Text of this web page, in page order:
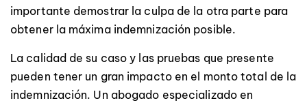
importante demostrar la culpa de la otra parte para
obtener la máxima indemnización posible.
La calidad de su caso y las pruebas que presente
pueden tener un gran impacto en el monto total de la
indemnización. Un abogado especializado en